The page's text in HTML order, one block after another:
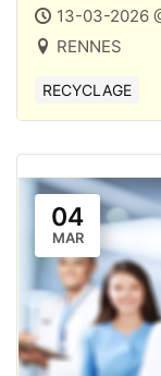
13-03-2026
RENNES
RECYCLAGE
04
MAR